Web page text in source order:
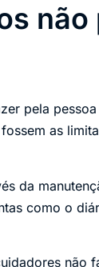
não
pela
as
da
como o
não